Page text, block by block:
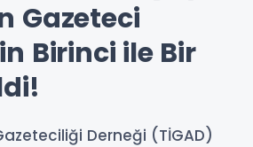
Gazeteci
Birinci ile Bir
Derneği (TİGAD)